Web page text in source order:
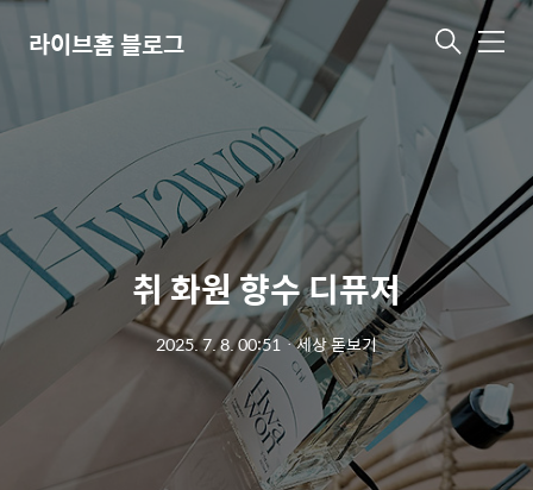
라이브홈 블로그 메
취 화원 향수 디퓨저
2025. 7. 8. 00:51ㆍ세상 돋보기